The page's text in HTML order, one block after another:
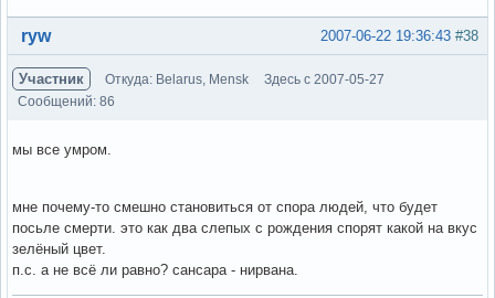
Вне форума #38
2007-06-22 19:36:43
ryw
Участник Откуда: Belarus, Mensk
Здесь с 2007-05-27
Сообщений: 86
мы все умром.
мне почему-то смешно становиться от спора людей, что будет
посьле смерти. это как два слепых с рождения спорят какой на вкус
зелёный цвет.
п.с. а не всё ли равно? сансара - нирвана.